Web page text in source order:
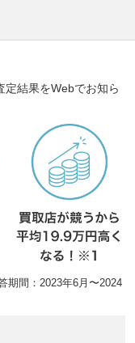
定結果をWebでお知ら
期間：2023年6月〜2024